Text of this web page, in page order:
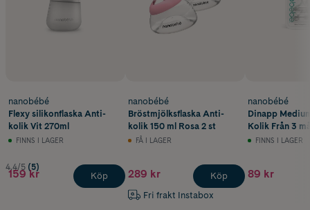
nanobébé
Flexy silikonflaska Anti-
kolik Vit 270ml
FINNS I LAGER
4.4/5 (5)
159 kr Köp
nanobébé
Bröstmjölksflaska Anti-
kolik 150 ml Rosa 2 st
FÅ I LAGER
289 kr
Fri frakt Instabox
Köp
nanobébé
Dinapp
Kolik Från 3
pack
FINNS I LAGER
89 kr